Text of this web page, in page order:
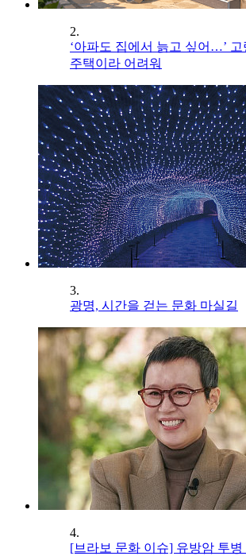
2.
‘아파도 집에서 늙고 싶어…’ 고
주택이라 어려워
3.
광명, 시간을 걷는 문화 마실길
4.
[브라보 문화 이슈] 유방암 투